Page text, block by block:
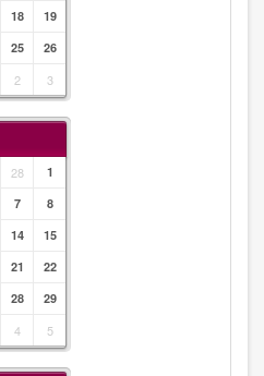
18
19
25
26
2 3
28
1
7
8
14
15
21
22
28
29
4 5